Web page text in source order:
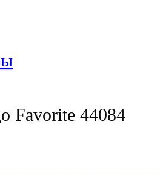
Favorite 44084